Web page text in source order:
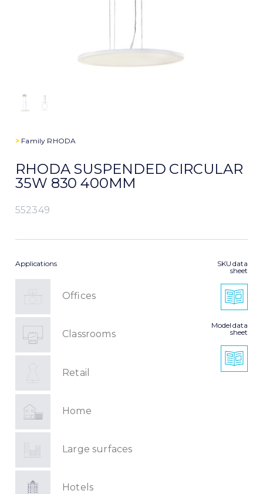
> Family RHODA
RHODA SUSPENDED CIRCULAR
35W 830 400MM
552349
Applications
Offices
Classrooms
Retail
Home
Large surfaces
Hotels
SKU data
sheet
Model data
sheet